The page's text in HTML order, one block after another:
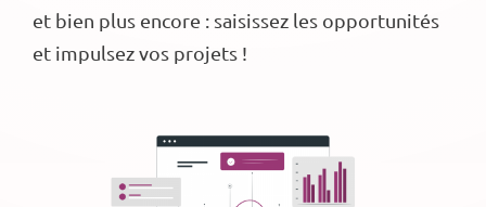
et bien plus encore : saisissez les opportunités
et impulsez vos projets !